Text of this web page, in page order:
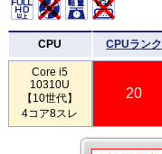
CPU CPUランク
Core i5
10310U
【10世代】
4コア8スレ
20